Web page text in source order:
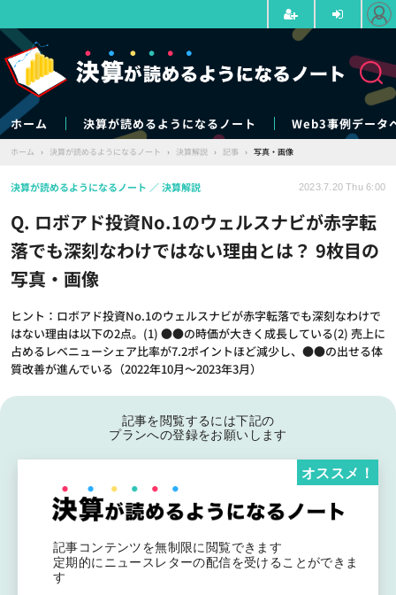
ホーム 決算が読めるようになるノート Web3事例データ
ホーム › 決算が読めるようになるノート › 決算解説 › 記事 › 写真・画像
Q. ロボアド投資No.1のウェルスナビが赤字転
落でも深刻なわけではない理由とは？ 9枚目の
写真・画像
ヒント：ロボアド投資No.1のウェルスナビが赤字転落でも深刻なわけで
はない理由は以下の2点。(1) ●●の時価が大きく成長している(2) 売上に
占めるレベニューシェア比率が7.2ポイントほど減少し、●●の出せる体
質改善が進んでいる（2022年10月～2023年3月）
決算が読めるようになるノート 決算解説 2023.7.20 Thu 6:00
記事を閲覧するには下記の
プランへの登録をお願いします
記事コンテンツを無制限に閲覧できます
定期的にニュースレターの配信を受けることができま
す
オススメ！